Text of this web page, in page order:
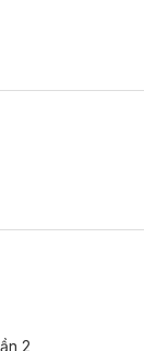
2